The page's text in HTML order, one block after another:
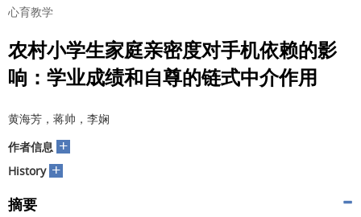
心育教学
农村小学生家庭亲密度对手机依赖的影
响：学业成绩和自尊的链式中介作用
黄海芳，蒋帅，李娴
作者信息 +
History +
摘要